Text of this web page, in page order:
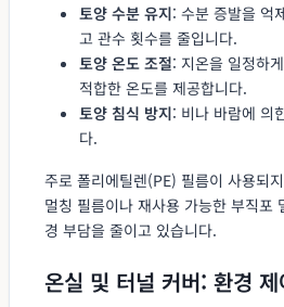
토양 수분 유지: 수분 증발을 억
고 관수 횟수를 줄입니다.
토양 온도 조절: 지온을 일정하
적합한 온도를 제공합니다.
토양 침식 방지: 비나 바람에 의
다.
주로 폴리에틸렌(PE) 필름이 사용되
멀칭 필름이나 재사용 가능한 부직포
경 부담을 줄이고 있습니다.
온실 및 터널 커버: 환경